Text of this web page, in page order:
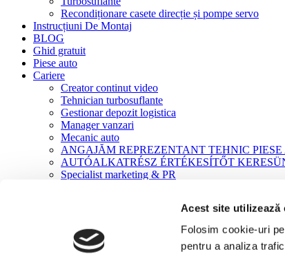
Acest site utilizează
Folosim cookie-uri
pentru a analiza
Recondiționare casete direcție și pompe servo
Instrucțiuni De Montaj
BLOG
Ghid gratuit
Piese auto
Cariere
Creator continut video
Tehnician turbosuflante
Gestionar depozit logistica
Manager vanzari
Mecanic auto
ANGAJĂM REPREZENTANT TEHNIC PIESE
AUTÓALKATRÉSZ ÉRTÉKESÍTŐT
Specialist marketing & PR
Turbosuflante NOI
Turbo NOU New Holland / Ford 2200 Tractor 7630